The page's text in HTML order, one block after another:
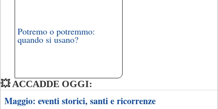
Potremo o potremmo:
quando si usano?
💥 ACCADDE OGGI:
Maggio: eventi storici, santi e ricorrenze